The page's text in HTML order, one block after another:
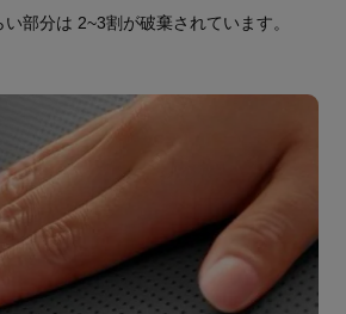
部分は 2~3割が破棄されています。